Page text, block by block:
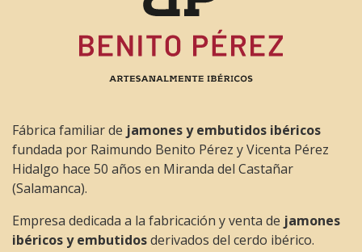
Fábrica familiar de jamones y embutidos ibéricos
fundada por Raimundo Benito Pérez y Vicenta Pérez
Hidalgo hace 50 años en Miranda del Castañar
(Salamanca).
Empresa dedicada a la fabricación y venta de jamones
ibéricos y embutidosderivados del cerdo ibérico.